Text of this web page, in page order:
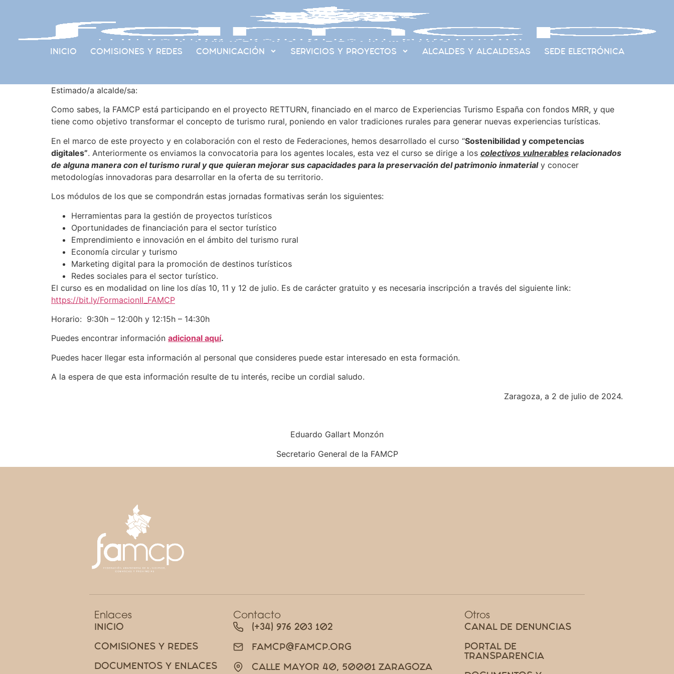
INICIO COMISIONES Y REDES COMUNICACIÓN SERVICIOS Y PROYECTOS ALCALDES Y ALCALDESAS SEDE ELECTRÓNICA
Estimado/a alcalde/sa:
Como sabes, la FAMCP está participando en el proyecto RETTURN, financiado en el marco de Experiencias Turismo España con fondos MRR, y que
tiene como objetivo transformar el concepto de turismo rural, poniendo en valor tradiciones rurales para generar nuevas experiencias turísticas.
En el marco de este proyecto y en colaboración con el resto de Federaciones, hemos desarrollado el curso “Sostenibilidad y competencias
digitales”. Anteriormente os enviamos la convocatoria para los agentes locales, esta vez el curso se dirige a los colectivos vulnerables relacionados
de alguna manera con el turismo rural y que quieran mejorar sus capacidades para la preservación del patrimonio inmaterialy conocer
metodologías innovadoras para desarrollar en la oferta de su territorio.
Los módulos de los que se compondrán estas jornadas formativas serán los siguientes:
Herramientas para la gestión de proyectos turísticos
Oportunidades de financiación para el sector turístico
Emprendimiento e innovación en el ámbito del turismo rural
Economía circular y turismo
Marketing digital para la promoción de destinos turísticos
Redes sociales para el sector turístico.
El curso es en modalidad on line los días 10, 11 y 12 de julio. Es de carácter gratuito y es necesaria inscripción a través del siguiente link:
https://bit.ly/FormacionII_FAMCP
Horario: 9:30h – 12:00h y 12:15h – 14:30h
Puedes encontrar información adicional aquí.
Puedes hacer llegar esta información al personal que consideres puede estar interesado en esta formación.
A la espera de que esta información resulte de tu interés, recibe un cordial saludo.
Zaragoza, a 2 de julio de 2024.
Eduardo Gallart Monzón
Secretario General de la FAMCP
Enlaces
INICIO
COMISIONES Y REDES
DOCUMENTOS Y ENLACES
Contacto
(+34) 976 203 102
FAMCP@FAMCP.ORG
CALLE MAYOR 40, 50001 ZARAGOZA
Otros
CANAL DE DENUNCIAS
PORTAL DE
TRANSPARENCIA